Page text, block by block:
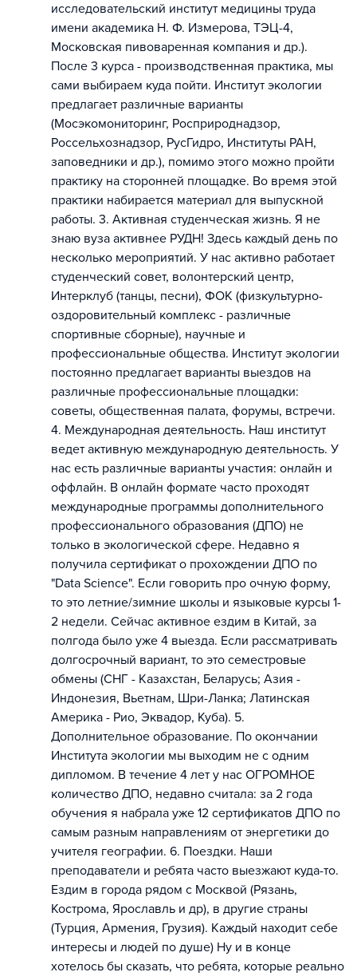
исследовательский институт медицины труда
имени академика Н. Ф. Измерова, ТЭЦ-4,
Московская пивоваренная компания и др.).
После 3 курса - производственная практика, мы
сами выбираем куда пойти. Институт экологии
предлагает различные варианты
(Мосэкомониторинг, Росприроднадзор,
Россельхознадзор, РусГидро, Институты РАН,
заповедники и др.), помимо этого можно пройти
практику на сторонней площадке. Во время этой
практики набирается материал для выпускной
работы. 3. Активная студенческая жизнь. Я не
знаю вуза активнее РУДН! Здесь каждый день по
несколько мероприятий. У нас активно работает
студенческий совет, волонтерский центр,
Интерклуб (танцы, песни), ФОК (физкультурно-
оздоровительный комплекс - различные
спортивные сборные), научные и
профессиональные общества. Институт экологии
постоянно предлагает варианты выездов на
различные профессиональные площадки:
советы, общественная палата, форумы, встречи.
4. Международная деятельность. Наш институт
ведет активную международную деятельность. У
нас есть различные варианты участия: онлайн и
оффлайн. В онлайн формате часто проходят
международные программы дополнительного
профессионального образования (ДПО) не
только в экологической сфере. Недавно я
получила сертификат о прохождении ДПО по
"Data Science". Если говорить про очную форму,
то это летние/зимние школы и языковые курсы 1-
2 недели. Сейчас активное ездим в Китай, за
полгода было уже 4 выезда. Если рассматривать
долгосрочный вариант, то это семестровые
обмены (СНГ - Казахстан, Беларусь; Азия -
Индонезия, Вьетнам, Шри-Ланка; Латинская
Америка - Рио, Эквадор, Куба). 5.
Дополнительное образование. По окончании
Института экологии мы выходим не с одним
дипломом. В течение 4 лет у нас ОГРОМНОЕ
количество ДПО, недавно считала: за 2 года
обучения я набрала уже 12 сертификатов ДПО по
самым разным направлениям от энергетики до
учителя географии. 6. Поездки. Наши
преподаватели и ребята часто выезжают куда-то.
Ездим в города рядом с Москвой (Рязань,
Кострома, Ярославль и др), в другие страны
(Турция, Армения, Грузия). Каждый находит себе
интересы и людей по душе) Ну и в конце
хотелось бы сказать, что ребята, которые реально